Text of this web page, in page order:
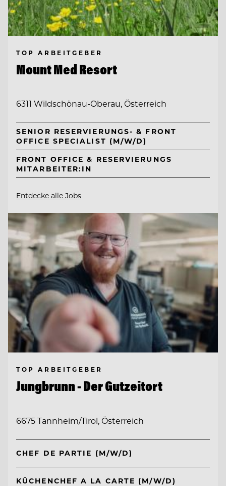
TOP ARBEITGEBER
Mount Med Resort
6311 Wildschönau-Oberau, Österreich
SENIOR RESERVIERUNGS- & FRONT
OFFICE SPECIALIST (M/W/D)
FRONT OFFICE & RESERVIERUNGS
MITARBEITER:IN
Entdecke alle Jobs
TOP ARBEITGEBER
Jungbrunn - Der Gutzeitort
6675 Tannheim/Tirol, Österreich
CHEF DE PARTIE (M/W/D)
KÜCHENCHEF A LA CARTE (M/W/D)